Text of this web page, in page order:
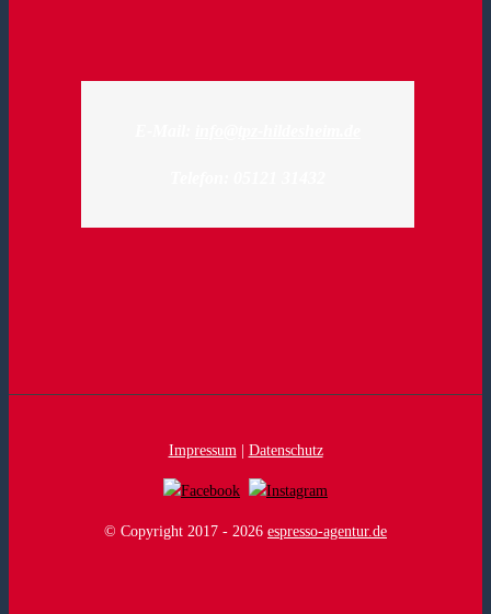
Impressum| Datenschutz
© Copyright 2017 - 2026 espresso-agentur.de